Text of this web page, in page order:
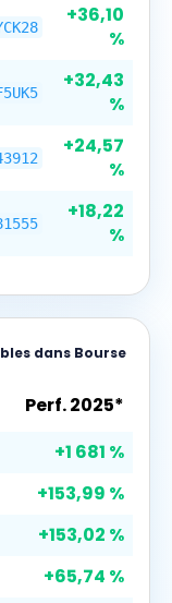
+36,10
%
+32,43
%
+24,57
%
+18,22
%
dans Bourse
Perf. 2025*
+1 681 %
+153,99 %
+153,02 %
+65,74 %